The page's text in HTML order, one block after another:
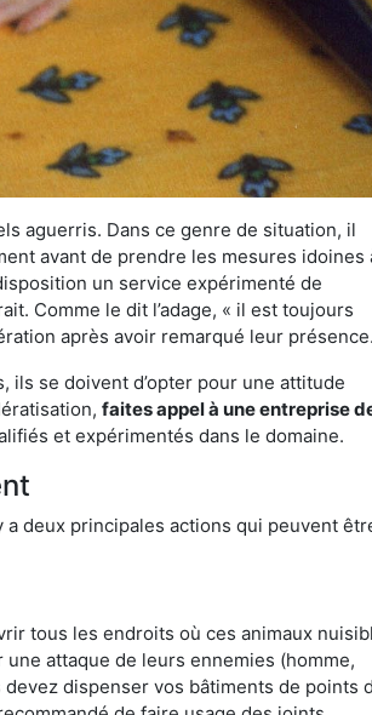
aguerris. Dans ce genre de situation, il
avant de prendre les mesures idoines
un service expérimenté de
Comme le dit l’adage, « il est toujours
après avoir remarqué leur présence.
se doivent d’opter pour une attitude
faites appel à une entreprise
et expérimentés dans le domaine.
deux principales actions qui peuvent
tous les endroits où ces animaux
attaque de leurs ennemies (homme,
dispenser vos bâtiments de points